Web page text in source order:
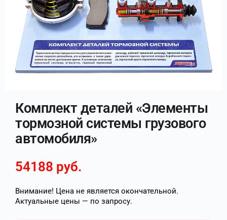
Комплект деталей «Элементы
тормозной системы грузового
автомобиля»
54188 руб.
Внимание! Цена не является окончательной.
Актуальные цены — по запросу.